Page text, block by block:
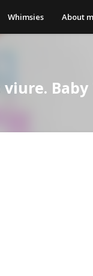
Whimsies About